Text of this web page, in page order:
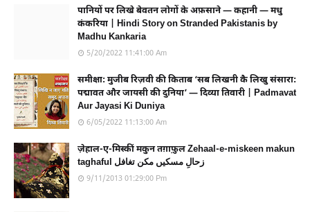
पानियों पर लिखे बेवतन लोगों के अफ़साने — कहानी — मधु
कंकरिया | Hindi Story on Stranded Pakistanis by
Madhu Kankaria
5/20/2022 11:41:00 Am
समीक्षा: मुजीब रिज़वी की किताब ‘सब लिखनी कै लिखु संसारा:
पद्मावत और जायसी की दुनिया’ — दिव्या तिवारी | Padmavat
Aur Jayasi Ki Duniya
6/05/2022 11:13:00 Am
ज़ेहाल-ए-मिस्कीं मकुन तग़ाफ़ुल Zehaal-e-miskeen makun
taghaful زحالِ مسکیں مکن تغافل
9/11/2013 01:29:00 Pm